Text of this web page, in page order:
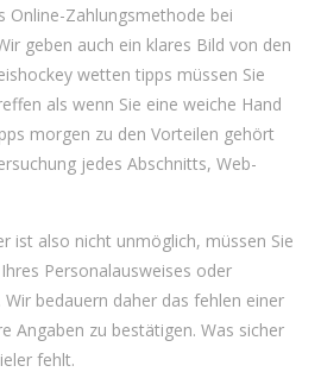
Online-Zahlungsmethode bei
geben auch ein klares Bild von den
wetten tipps müssen Sie
als wenn Sie eine weiche Hand
morgen zu den Vorteilen gehört
jedes Abschnitts, Web-
ist also nicht unmöglich, müssen Sie
Personalausweises oder
Wir bedauern daher das fehlen einer
Angaben zu bestätigen. Was sicher
fehlt.